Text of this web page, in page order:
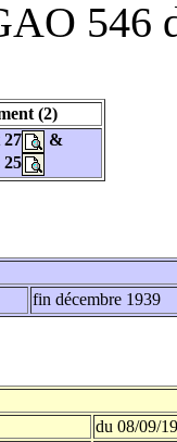
546
(2)
27
&
25
fin décembre 1939
du 08/09/